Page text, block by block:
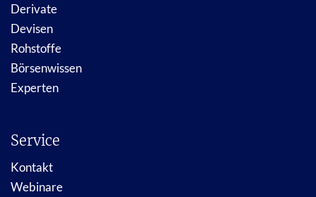
Derivate
Devisen
Rohstoffe
Börsenwissen
Experten
Service
Kontakt
Webinare